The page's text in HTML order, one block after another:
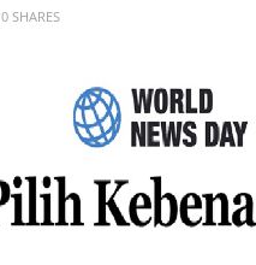
0 SHARES